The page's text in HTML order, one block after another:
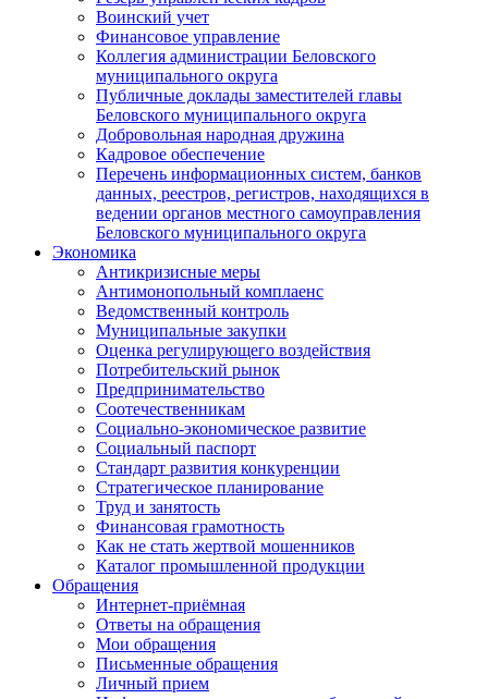
Воинский учет
Финансовое управление
Коллегия администрации Беловского
муниципального округа
Публичные доклады заместителей главы
Беловского муниципального округа
Добровольная народная дружина
Кадровое обеспечение
Перечень информационных систем, банков
данных, реестров, регистров, находящихся в
ведении органов местного самоуправления
Беловского муниципального округа
Экономика
Антикризисные меры
Антимонопольный комплаенс
Ведомственный контроль
Муниципальные закупки
Оценка регулирующего воздействия
Потребительский рынок
Предпринимательство
Соотечественникам
Социально-экономическое развитие
Социальный паспорт
Стандарт развития конкуренции
Стратегическое планирование
Труд и занятость
Финансовая грамотность
Как не стать жертвой мошенников
Каталог промышленной продукции
Обращения
Интернет-приёмная
Ответы на обращения
Мои обращения
Письменные обращения
Личный прием